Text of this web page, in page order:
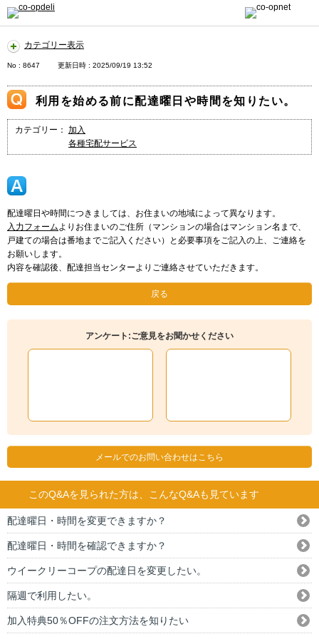
カテゴリー表示
No : 8647 更新日時 : 2025/09/19 13:52
利用を始める前に配達曜日や時間を知りたい。
カテゴリー： 加入
各種宅配サービス
配達曜日や時間につきましては、お住まいの地域によって異なります。
入力フォームよりお住まいのご住所（マンションの場合はマンション名まで、
戸建ての場合は番地までご記入ください）と必要事項をご記入の上、ご連絡を
お願いします。
内容を確認後、配達担当センターよりご連絡させていただきます。
戻る
アンケート:ご意見をお聞かせください
メールでのお問い合わせはこちら
このQ&Aを見られた方は、こんなQ&Aも見ています
配達曜日・時間を変更できますか？
配達曜日・時間を確認できますか？
ウイークリーコープの配達日を変更したい。
隔週で利用したい。
加入特典50％OFFの注文方法を知りたい